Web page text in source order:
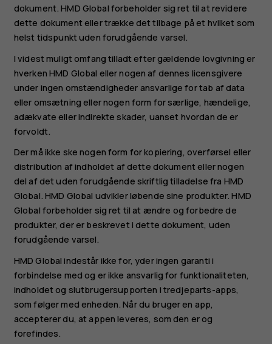
dokument. HMD Global forbeholder sig ret til at revidere
dette dokument eller trække det tilbage på et hvilket som
helst tidspunkt uden forudgående varsel.
I videst muligt omfang tilladt efter gældende lovgivning er
hverken HMD Global eller nogen af dennes licensgivere
under ingen omstændigheder ansvarlige for tab af data
eller omsætning eller nogen form for særlige, hændelige,
adækvate eller indirekte skader, uanset hvordan de er
forvoldt.
Der må ikke ske nogen form for kopiering, overførsel eller
distribution af indholdet af dette dokument eller nogen
del af det uden forudgående skriftlig tilladelse fra HMD
Global. HMD Global udvikler løbende sine produkter. HMD
Global forbeholder sig ret til at ændre og forbedre de
produkter, der er beskrevet i dette dokument, uden
forudgående varsel.
HMD Global indestår ikke for, yder ingen garanti i
forbindelse med og er ikke ansvarlig for funktionaliteten,
indholdet og slutbrugersupporten i tredjeparts-apps,
som følger med enheden. Når du bruger en app,
accepterer du, at appen leveres, som den er og
forefindes.